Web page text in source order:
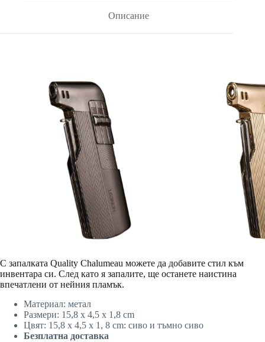
Описание
С запалката Quality Chalumeau можете да добавите стил към
инвентара си. След като я запалите, ще останете наистина
впечатлени от нейния пламък.
Материал: метал
Размери: 15,8 x 4,5 x 1,8 cm
Цвят: 15,8 x 4,5 x 1, 8 cm: сиво и тъмно сиво
Безплатна доставка